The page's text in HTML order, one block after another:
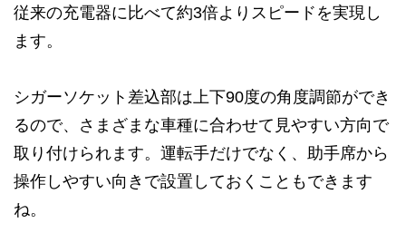
従来の充電器に比べて約3倍よりスピードを実現し
ます。
シガーソケット差込部は上下90度の角度調節ができ
るので、さまざまな車種に合わせて見やすい方向で
取り付けられます。運転手だけでなく、助手席から
操作しやすい向きで設置しておくこともできます
ね。